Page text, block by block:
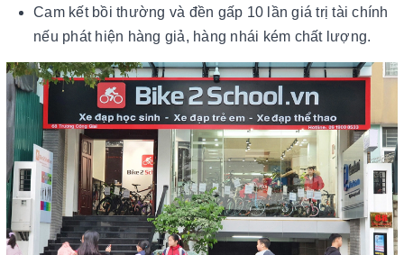
Cam kết bồi thường và đền gấp 10 lần giá trị tài chính
nếu phát hiện hàng giả, hàng nhái kém chất lượng.